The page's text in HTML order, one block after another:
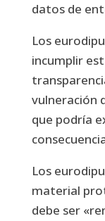
datos de
Los
incumplir
vulneración
que podría
Los
material
debe ser